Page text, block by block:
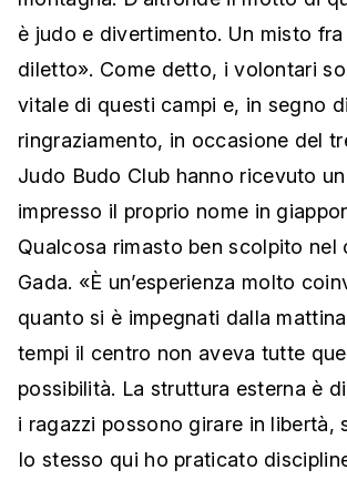
è judo e divertimento. Un misto
diletto». Come detto, i volontari
vitale di questi campi e, in segno di
ringraziamento, in occasione del
Judo Budo Club hanno ricevuto
impresso il proprio nome in
Qualcosa rimasto ben scolpito nel
Gada. «È un’esperienza molto
quanto si è impegnati dalla
tempi il centro non aveva tutte
possibilità. La struttura esterna è
i ragazzi possono girare in libertà,
Io stesso qui ho praticato